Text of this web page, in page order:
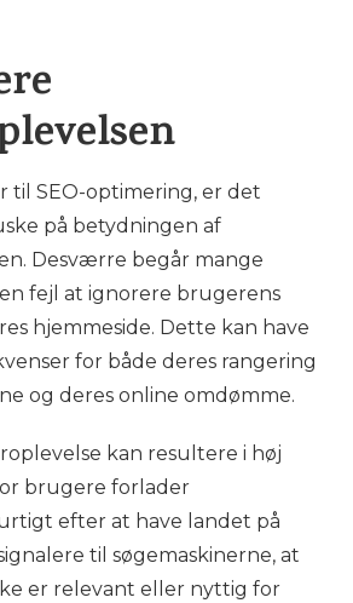
til SEO-optimering, er det
på betydningen af
Desværre begår mange
fejl at ignorere brugerens
hjemmeside. Dette kan have
for både deres rangering
og deres online omdømme.
kan resultere i høj
brugere forlader
efter at have landet på
til søgemaskinerne, at
er relevant eller nyttig for